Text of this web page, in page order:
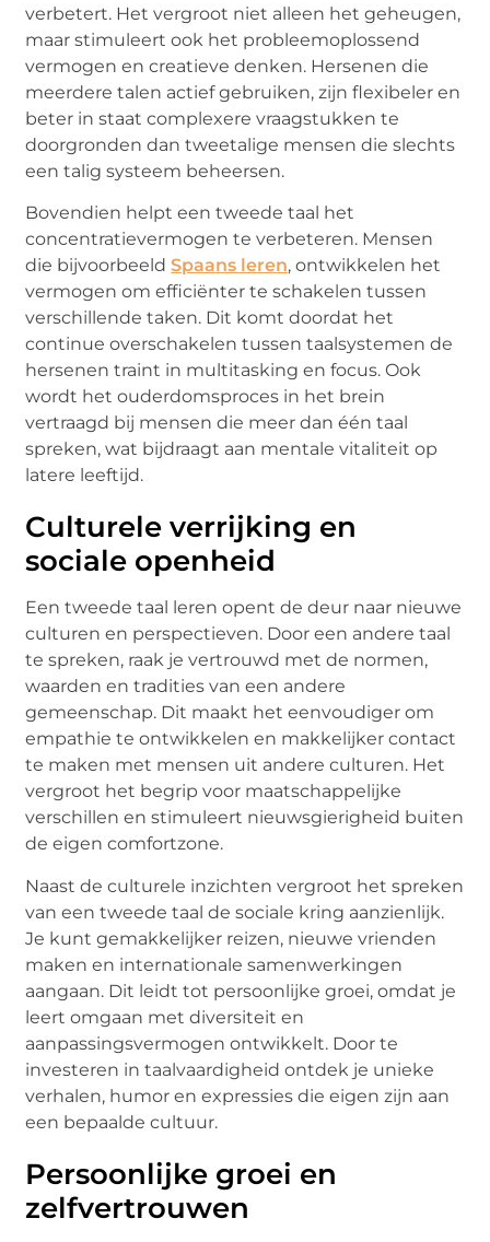
verbetert. Het vergroot niet alleen het geheugen,
maar stimuleert ook het probleemoplossend
vermogen en creatieve denken. Hersenen die
meerdere talen actief gebruiken, zijn flexibeler en
beter in staat complexere vraagstukken te
doorgronden dan tweetalige mensen die slechts
een talig systeem beheersen.
Bovendien helpt een tweede taal het
concentratievermogen te verbeteren. Mensen
die bijvoorbeeldSpaans leren, ontwikkelen het
vermogen om efficiënter te schakelen tussen
verschillende taken. Dit komt doordat het
continue overschakelen tussen taalsystemen de
hersenen traint in multitasking en focus. Ook
wordt het ouderdomsproces in het brein
vertraagd bij mensen die meer dan één taal
spreken, wat bijdraagt aan mentale vitaliteit op
latere leeftijd.
Culturele verrijking en
sociale openheid
Een tweede taal leren opent de deur naar nieuwe
culturen en perspectieven. Door een andere taal
te spreken, raak je vertrouwd met de normen,
waarden en tradities van een andere
gemeenschap. Dit maakt het eenvoudiger om
empathie te ontwikkelen en makkelijker contact
te maken met mensen uit andere culturen. Het
vergroot het begrip voor maatschappelijke
verschillen en stimuleert nieuwsgierigheid buiten
de eigen comfortzone.
Naast de culturele inzichten vergroot het spreken
van een tweede taal de sociale kring aanzienlijk.
Je kunt gemakkelijker reizen, nieuwe vrienden
maken en internationale samenwerkingen
aangaan. Dit leidt tot persoonlijke groei, omdat je
leert omgaan met diversiteit en
aanpassingsvermogen ontwikkelt. Door te
investeren in taalvaardigheid ontdek je unieke
verhalen, humor en expressies die eigen zijn aan
een bepaalde cultuur.
Persoonlijke groei en
zelfvertrouwen